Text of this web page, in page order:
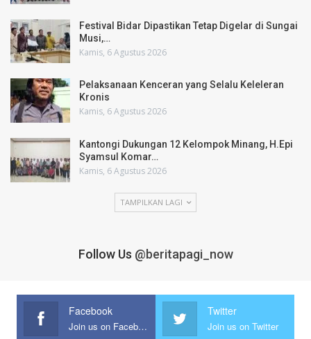
Festival Bidar Dipastikan Tetap Digelar di Sungai
Musi,…
Kamis, 6 Agustus 2026
Pelaksanaan Kenceran yang Selalu Keleleran
Kronis
Kamis, 6 Agustus 2026
Kantongi Dukungan 12 Kelompok Minang, H.Epi
Syamsul Komar…
Kamis, 6 Agustus 2026
TAMPILKAN LAGI
Follow Us @beritapagi_now
Facebook
Join us on Facebook
Twitter
Join us on Twitter